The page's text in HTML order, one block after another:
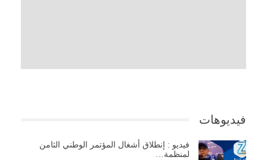
فيديوهات
فيديو : إنطلاق أشغال المؤتمر الوطني الثامن
لمنظمة…